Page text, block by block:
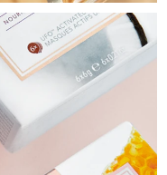
devices
mask
Serum
Max
removal device
护理
预计送达日期8/12/26
预计送达日期8/12/26
预计送达日期
预计送达日期 8/12/26